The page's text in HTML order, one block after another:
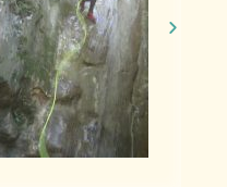
en crue.
la descente. Ce
aux